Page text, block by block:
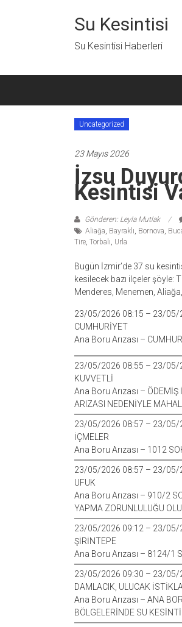
Su Kesintisi
Su Kesintisi Haberleri
Uncategorized
23 Mayıs 2026
İzsu
Kesintisi
Gönderen: Leyla Mutlak
Aliağa, Bayraklı, Bornova,
Tire, Torbalı, Urla
Bugün İzmir’de 37 su
kesilecek bazı ilçeler şöyle:
Menderes, Menemen,
23/05/2026 08:15 – 23/05/
CUMHURİYET
Ana Boru Arızası –
23/05/2026 08:55 – 23/05/
KUVVETLİ
Ana Boru Arızası –
ARIZASI NEDENİYLE
23/05/2026 08:57 – 23/05/
İÇMELER
Ana Boru Arızası – 1012
23/05/2026 08:57 – 23/05/
UFUK
Ana Boru Arızası – 910/2
YAPMA ZORUNLULUĞU
23/05/2026 09:12 – 23/05/
ŞİRİNTEPE
Ana Boru Arızası – 8124/1
23/05/2026 09:30 – 23/05/
DAMLACIK, ULUCAK İSTİKLAL
Ana Boru Arızası – ANA
BÖLGELERİNDE SU